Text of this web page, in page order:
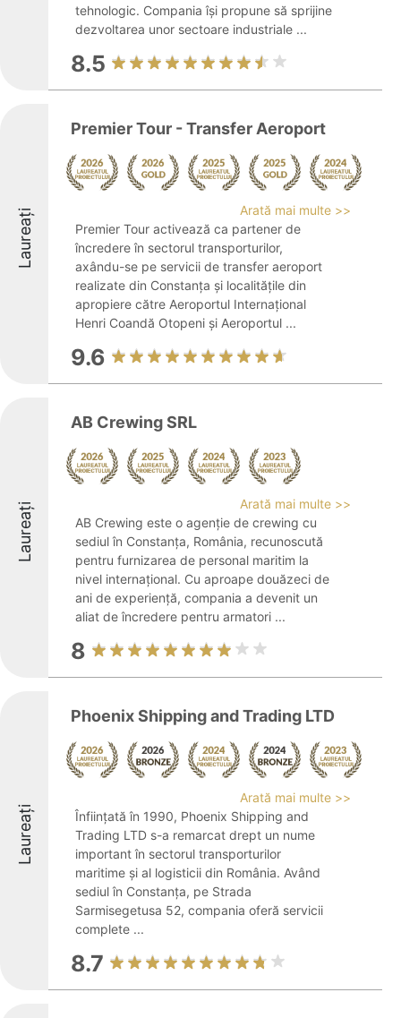
tehnologic. Compania își propune să sprijine
dezvoltarea unor sectoare industriale ...
8.5
Laureați
Premier Tour - Transfer Aeroport
Arată mai multe >>
Premier Tour activează ca partener de
încredere în sectorul transporturilor,
axându-se pe servicii de transfer aeroport
realizate din Constanța și localitățile din
apropiere către Aeroportul Internațional
Henri Coandă Otopeni și Aeroportul ...
9.6
Laureați
AB Crewing SRL
Arată mai multe >>
AB Crewing este o agenție de crewing cu
sediul în Constanța, România, recunoscută
pentru furnizarea de personal maritim la
nivel internațional. Cu aproape douăzeci de
ani de experiență, compania a devenit un
aliat de încredere pentru armatori ...
8
Laureați
Phoenix Shipping and Trading LTD
Arată mai multe >>
Înființată în 1990, Phoenix Shipping and
Trading LTD s-a remarcat drept un nume
important în sectorul transporturilor
maritime și al logisticii din România. Având
sediul în Constanța, pe Strada
Sarmisegetusa 52, compania oferă servicii
complete ...
8.7